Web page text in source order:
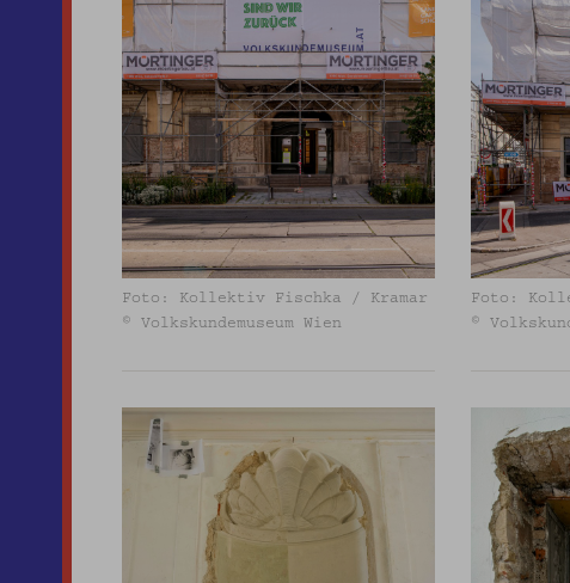
Foto: Kollektiv Fischka / Kramar
© Volkskundemuseum Wien
Foto:
©